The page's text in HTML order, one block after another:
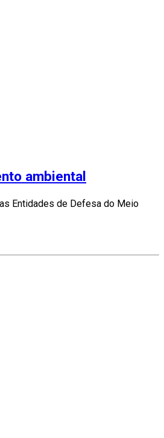
ambiental
Entidades de Defesa do Meio